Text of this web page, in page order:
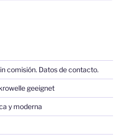
comisión. Datos de contacto.
geeignet
y moderna